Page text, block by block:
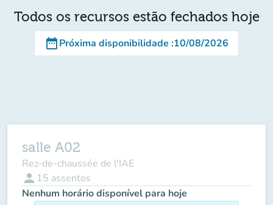
Todos os recursos estão fechados hoje
date_rangePróxima disponibilidade :10/08/2026
salle A02
Rez-de-chaussée de l'IAE
person 15 assentos
Nenhum horário disponível para hoje